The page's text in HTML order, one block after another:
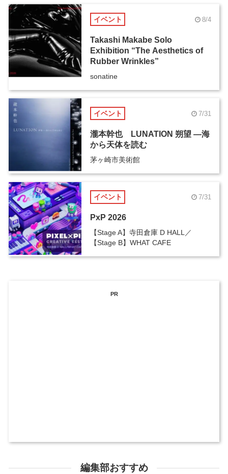
イベント 8/4
Takashi Makabe Solo
Exhibition “The Aesthetics of
Rubber Wrinkles”
sonatine
イベント 7/31
瀧本幹也 LUNATION 朔望 ―海
から天体を読む
茅ヶ崎市美術館
イベント 7/31
PxP 2026
【Stage A】寺田倉庫 D HALL／
【Stage B】WHAT CAFE
PR
編集部おすすめ